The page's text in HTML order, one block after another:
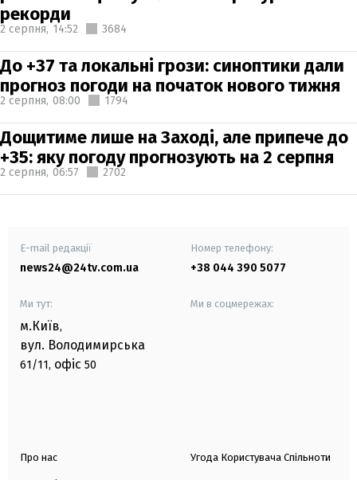
рекорди
2 серпня, 14:52 3684
До +37 та локальні грози: синоптики дали
прогноз погоди на початок нового тижня
2 серпня, 08:00 1794
Дощитиме лише на Заході, але припече до
+35: яку погоду прогнозують на 2 серпня
2 серпня, 06:57 2702
E-mail редакції
news24@24tv.com.ua
Номер телефону:
+38 044 390 5077
Ми тут:
м.Київ,
вул. Володимирська
61/11, офіс 50
Ми в соцмережах:
Про нас Угода Користувача Спільноти